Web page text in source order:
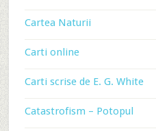
Cartea Naturii
Carti online
Carti scrise de E. G. White
Catastrofism – Potopul